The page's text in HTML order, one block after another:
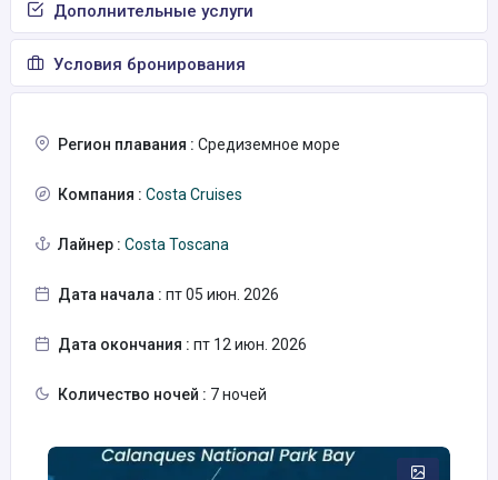
Дополнительные услуги
Условия бронирования
Регион плавания : Средиземное море
Компания : Costa Cruises
Лайнер : Costa Toscana
Дата начала : пт 05 июн. 2026
Дата окончания : пт 12 июн. 2026
Количество ночей : 7 ночей